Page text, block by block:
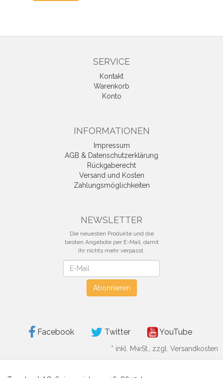
SERVICE
Kontakt
Warenkorb
Konto
INFORMATIONEN
Impressum
AGB & Datenschutzerklärung
Rückgaberecht
Versand und Kosten
Zahlungsmöglichkeiten
NEWSLETTER
Die neuesten Produkte und die
besten Angebote per E-Mail, damit
Ihr nichts mehr verpasst.
Abonnieren
Facebook Twitter YouTube
* inkl. MwSt., zzgl. Versandkosten